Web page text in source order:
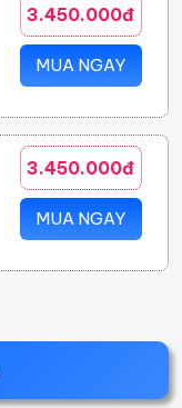
3.450.000đ
MUA NGAY
3.450.000đ
MUA NGAY